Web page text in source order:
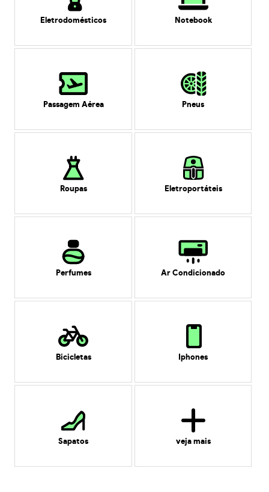
Eletrodomésticos Notebook
Passagem Aérea Pneus
Roupas Eletroportáteis
Perfumes Ar Condicionado
Bicicletas Iphones
Sapatos veja mais